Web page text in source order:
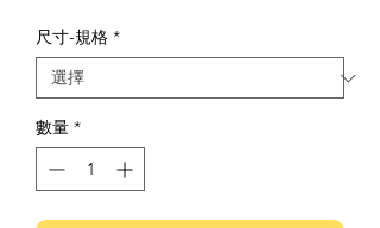
尺寸-規格 *
數量 *